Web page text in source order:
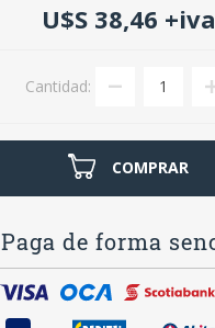
U$S 38,46 +iva
Cantidad:
COMPRAR
Paga de forma